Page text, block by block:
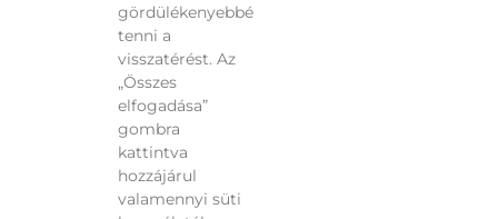
gördülékenyebbé
tenni a
visszatérést. Az
„Összes
elfogadása”
gombra
kattintva
hozzájárul
valamennyi süti